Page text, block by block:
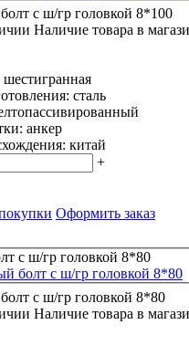
Наличие товара в
шестигранная
сталь
анкер
китай
+
Оформить заказ
болт с ш/гр головкой 8*80
Наличие товара в